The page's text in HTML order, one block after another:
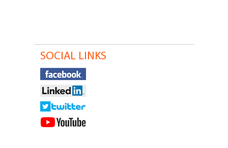
SOCIAL LINKS